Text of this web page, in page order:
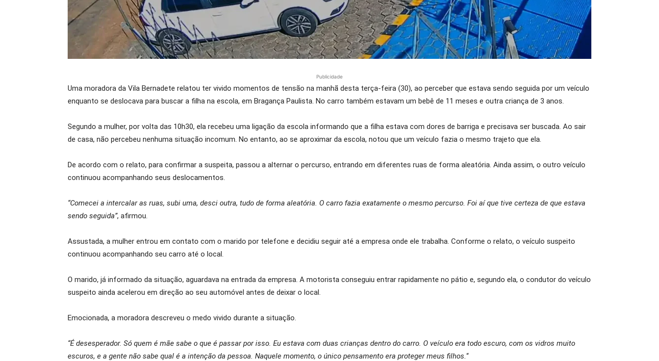
Publicidade
Uma moradora da Vila Bernadete relatou ter vivido momentos de tensão na manhã desta terça-feira (30), ao perceber que estava sendo seguida por um veículo
enquanto se deslocava para buscar a filha na escola, em Bragança Paulista. No carro também estavam um bebê de 11 meses e outra criança de 3 anos.
Segundo a mulher, por volta das 10h30, ela recebeu uma ligação da escola informando que a filha estava com dores de barriga e precisava ser buscada. Ao sair
de casa, não percebeu nenhuma situação incomum. No entanto, ao se aproximar da escola, notou que um veículo fazia o mesmo trajeto que ela.
De acordo com o relato, para confirmar a suspeita, passou a alternar o percurso, entrando em diferentes ruas de forma aleatória. Ainda assim, o outro veículo
continuou acompanhando seus deslocamentos.
“Comecei a intercalar as ruas, subi uma, desci outra, tudo de forma aleatória. O carro fazia exatamente o mesmo percurso. Foi aí que tive certeza de que estava
sendo seguida”, afirmou.
Assustada, a mulher entrou em contato com o marido por telefone e decidiu seguir até a empresa onde ele trabalha. Conforme o relato, o veículo suspeito
continuou acompanhando seu carro até o local.
O marido, já informado da situação, aguardava na entrada da empresa. A motorista conseguiu entrar rapidamente no pátio e, segundo ela, o condutor do veículo
suspeito ainda acelerou em direção ao seu automóvel antes de deixar o local.
Emocionada, a moradora descreveu o medo vivido durante a situação.
“É desesperador. Só quem é mãe sabe o que é passar por isso. Eu estava com duas crianças dentro do carro. O veículo era todo escuro, com os vidros muito
escuros, e a gente não sabe qual é a intenção da pessoa. Naquele momento, o único pensamento era proteger meus filhos.“